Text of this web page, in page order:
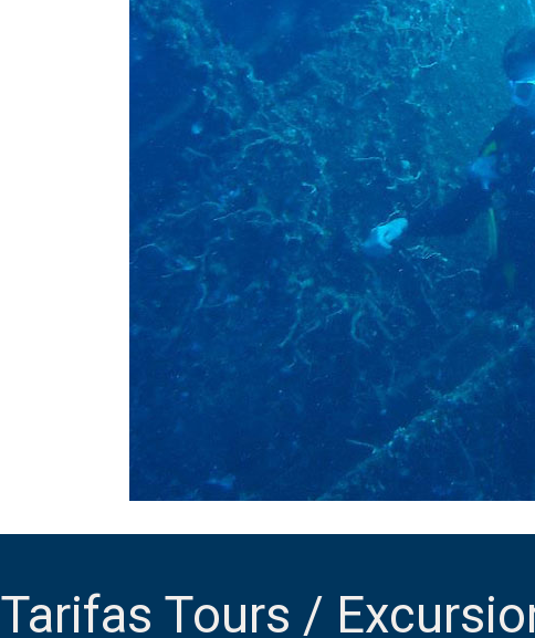
Tarifas Tours /